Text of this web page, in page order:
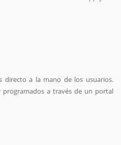
directo a la mano de los usuarios.
a través de un portal